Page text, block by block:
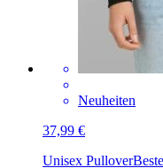
Neuheiten
37,99 €
Unisex Pullover